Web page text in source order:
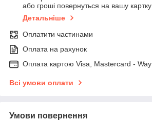
або гроші повернуться на вашу картку
Детальніше
Оплатити частинами
Оплата на рахунок
Оплата картою Visa, Mastercard -
Всі умови оплати
Умови повернення